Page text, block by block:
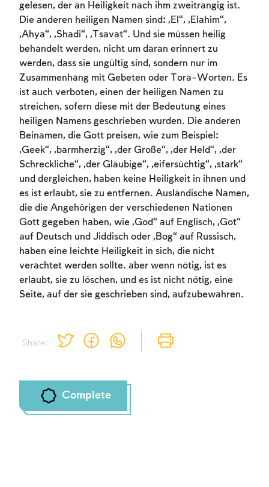
Share:
gelesen, der an Heiligkeit nach ihm zweitrangig ist.
Die anderen heiligen Namen sind: „El“, „Elahim“,
„Ahya“, „Shadi“, „Tsavat“. Und sie müssen heilig
behandelt werden, nicht um daran erinnert zu
werden, dass sie ungültig sind, sondern nur im
Zusammenhang mit Gebeten oder Tora-Worten. Es
ist auch verboten, einen der heiligen Namen zu
streichen, sofern diese mit der Bedeutung eines
heiligen Namens geschrieben wurden. Die anderen
Beinamen, die Gott preisen, wie zum Beispiel:
„Geek“, „barmherzig“, „der Große“, „der Held“, „der
Schreckliche“, „der Gläubige“, „eifersüchtig“, „stark“
und dergleichen, haben keine Heiligkeit in ihnen und
es ist erlaubt, sie zu entfernen. Ausländische Namen,
die die Angehörigen der verschiedenen Nationen
Gott gegeben haben, wie „God“ auf Englisch, „Got“
auf Deutsch und Jiddisch oder „Bog“ auf Russisch,
haben eine leichte Heiligkeit in sich, die nicht
verachtet werden sollte. aber wenn nötig, ist es
erlaubt, sie zu löschen, und es ist nicht nötig, eine
Seite, auf der sie geschrieben sind, aufzubewahren.
Complete
Account required
To mark concepts as learned, you'll need
to create an account or log in.
Sign up Login